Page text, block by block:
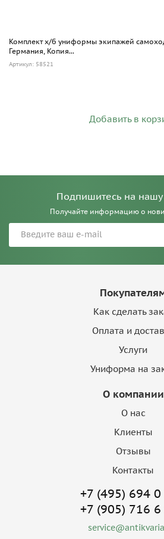
Комплект х/б униформы экипажей
Германия, Копия...
Артикул: 58521
Добавить в
Подпишитесь на нашу
Получайте информацию о
Как сделать
Оплата и
Услуги
Униформа на
О компании
О нас
Клиенты
Отзывы
Контакты
+7 (495) 694
+7 (905) 716